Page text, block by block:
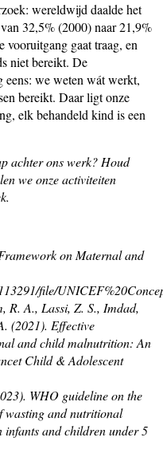
wereldwijd daalde het
32,5% (2000) naar 21,9%
vooruitgang gaat traag, en
niet bereikt. De
eens: we weten wát werkt,
bereikt. Daar ligt onze
elk behandeld kind is een
achter ons werk? Houd
we onze activiteiten
on Maternal and
file/
R. A., Lassi, Z. S., Imdad,
(2021). Effective
and child malnutrition: An
Child & Adolescent
WHO guideline on the
wasting and nutritional
and children under 5